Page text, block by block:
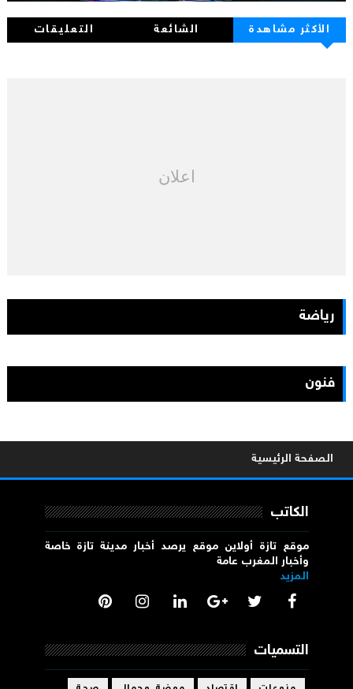
الأكثر مشاهدة الشائعة التعليقات
اعلان
رياضة
فنون
الصفحة الرئيسية
الكاتب
موقع تازة أولاين موقع يرصد أخبار مدينة تازة خاصة
وأخبار المغرب عامة
المزيد
التسميات